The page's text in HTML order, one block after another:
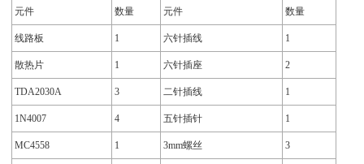
元件 数量 元件 数量
线路板 1 六针插线 1
散热片 1 六针插座 2
TDA2030A 3 二针插线 1
1N4007 4 五针插针 1
MC4558 1 3mm螺丝 3